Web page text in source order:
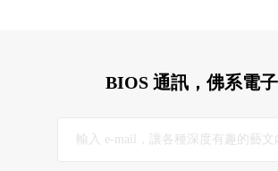
BIOS 通訊，佛系電